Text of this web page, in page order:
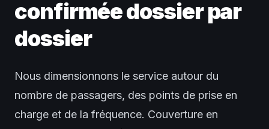
confirmée dossier par
dossier
Nous dimensionnons le service autour du
nombre de passagers, des points de prise en
charge et de la fréquence. Couverture en